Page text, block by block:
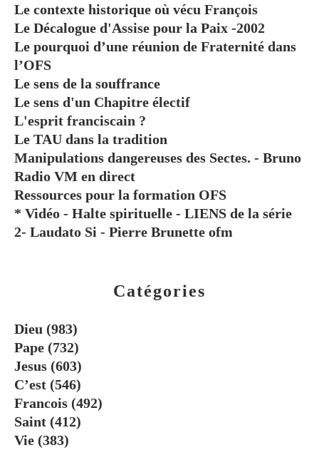
Catégories
Dieu (983)
Pape (732)
Jesus (603)
C’est (546)
Francois (492)
Saint (412)
Vie (383)
Le contexte historique où vécu François
Le Décalogue d'Assise pour la Paix -2002
Le pourquoi d’une réunion de Fraternité dans
l’OFS
Le sens de la souffrance
Le sens d'un Chapitre électif
L'esprit franciscain ?
Le TAU dans la tradition
Manipulations dangereuses des Sectes. - Bruno
Radio VM en direct
Ressources pour la formation OFS
* Vidéo - Halte spirituelle - LIENS de la série
2- Laudato Si - Pierre Brunette ofm